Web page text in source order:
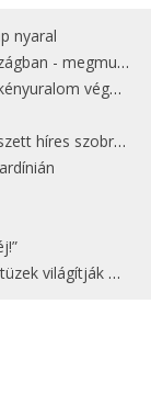
nyaral
a 15 legjobbat
végét jelentette
másolatát
meg Zugspitzét